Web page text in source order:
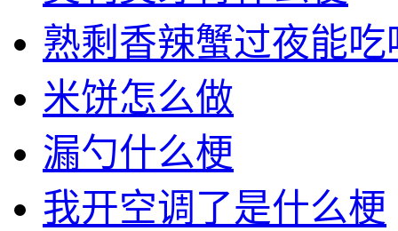
熟剩香辣蟹过夜能吃
米饼怎么做
漏勺什么梗
我开空调了是什么梗